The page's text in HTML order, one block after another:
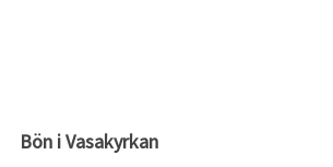
Bön i Vasakyrkan